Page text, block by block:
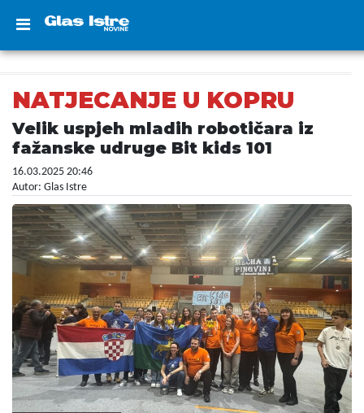
NATJECANJE U KOPRU
Velik uspjeh mladih robotičara iz
fažanske udruge Bit kids 101
16.03.2025 20:46
Autor: Glas Istre